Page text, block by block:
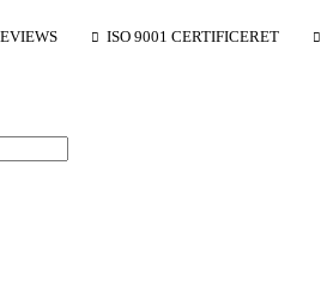
ISO 9001 CERTIFICERET